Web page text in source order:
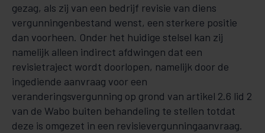
gezag, als zij van een bedrijf revisie van diens
vergunningenbestand wenst, een sterkere positie
dan voorheen. Onder het huidige stelsel kan zij
namelijk alleen indirect afdwingen dat een
revisietraject wordt doorlopen, namelijk door de
ingediende aanvraag voor een
veranderingsvergunning op grond van artikel 2.6 lid 2
van de Wabo buiten behandeling te stellen totdat
deze is omgezet in een revisievergunningaanvraag.